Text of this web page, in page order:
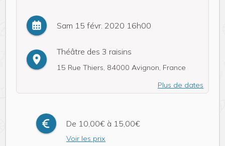
Sam 15 févr. 2020 16h00
Théâtre des 3 raisins
15 Rue Thiers, 84000 Avignon, France
Plus de dates
De 10,00€ à 15,00€
Voir les prix